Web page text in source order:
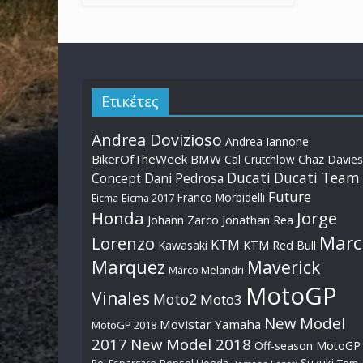
Ετικέτες
Andrea Dovizioso Andrea Iannone
BikerOfTheWeek BMW Cal Crutchlow Chaz Davies
Concept Dani Pedrosa Ducati Ducati Team
Eicma Eicma 2017 Franco Morbidelli Future
Honda Johann Zarco Jonathan Rea Jorge
Lorenzo Kawasaki KTM KTM Red Bull Marc
Marquez Marco Melandri Maverick
Vinales Moto2 Moto3 MotoGP
MotoGP 2018 Movistar Yamaha New Model
2017 New Model 2018 Off-season MotoGP